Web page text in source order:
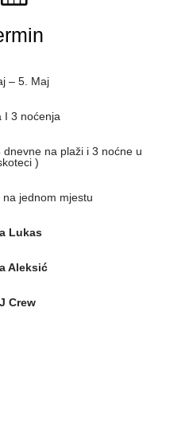
– 5. Maj
I 3 noćenja
dnevne na plaži i 3 noćne u
)
na jednom mjestu
Lukas
Aleksić
Crew